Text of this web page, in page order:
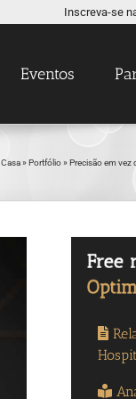
Inscreva-se
Eventos
Casa» Portfólio» Precisão em vez